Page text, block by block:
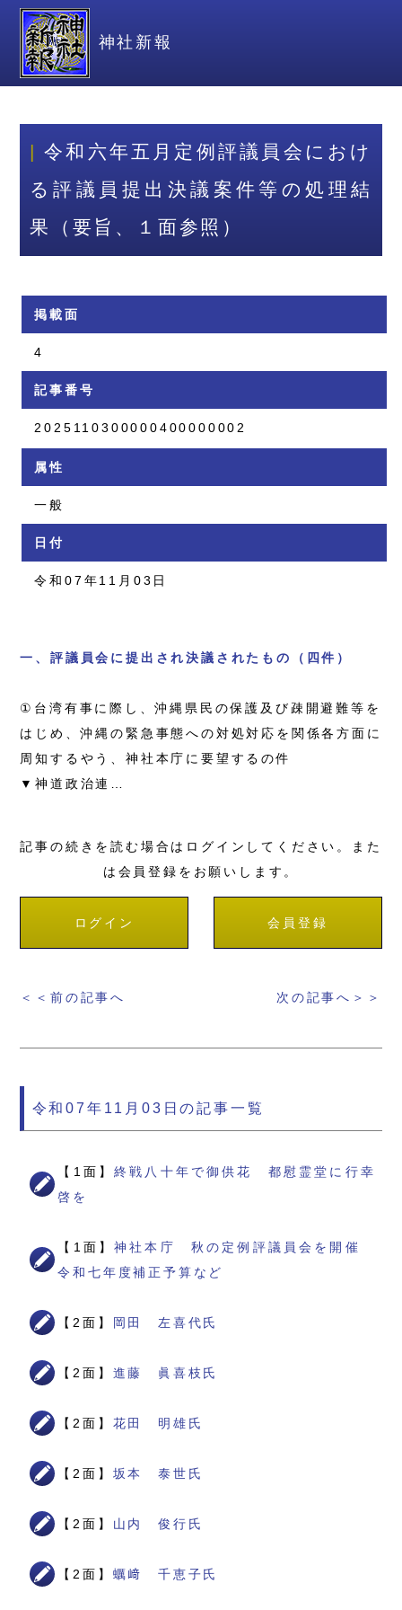
神社新報
令和六年五月定例評議員会におけ
る評議員提出決議案件等の処理結
果（要旨、１面参照）
掲載面
4
記事番号
2025110300000400000002
属性
一般
日付
令和07年11月03日
一、評議員会に提出され決議されたもの（四件）
①台湾有事に際し、沖縄県民の保護及び疎開避難等を
はじめ、沖縄の緊急事態への対処対応を関係各方面に
周知するやう、神社本庁に要望するの件
▼神道政治連…
記事の続きを読む場合はログインしてください。また
は会員登録をお願いします。
ログイン 会員登録
＜＜前の記事へ 次の記事へ＞＞
令和07年11月03日の記事一覧
【1面】終戦八十年で御供花 都慰霊堂に行幸
啓を
【1面】神社本庁 秋の定例評議員会を開催
令和七年度補正予算など
【2面】 岡田 左喜代氏
【2面】 進藤 眞喜枝氏
【2面】 花田 明雄氏
【2面】 坂本 泰世氏
【2面】 山内 俊行氏
【2面】 蠣﨑 千恵子氏